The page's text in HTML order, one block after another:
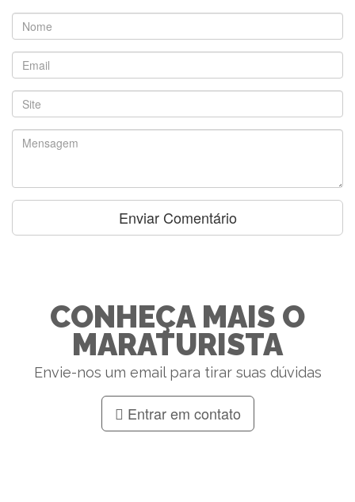
CONHEÇA MAIS O
MARATURISTA
Envie-nos um email para tirar suas dúvidas
Entrar em contato